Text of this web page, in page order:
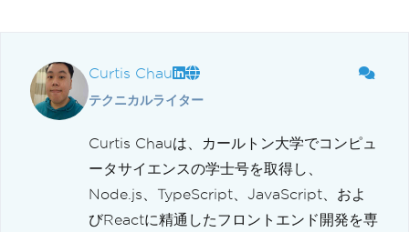
Curtis Chau
テクニカルライター
Curtis Chauは、カールトン大学でコンピュ
ータサイエンスの学士号を取得し、
Node.js、TypeScript、JavaScript、およ
びReactに精通したフロントエンド開発を専